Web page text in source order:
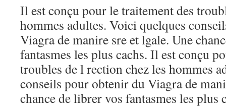
Il est conçu pour le traitement des
hommes adultes. Voici quelques
Viagra de manire sre et lgale. Une
fantasmes les plus cachs. Il est conçu
troubles de l rection chez les hommes
conseils pour obtenir du Viagra de
chance de librer vos fantasmes les plus